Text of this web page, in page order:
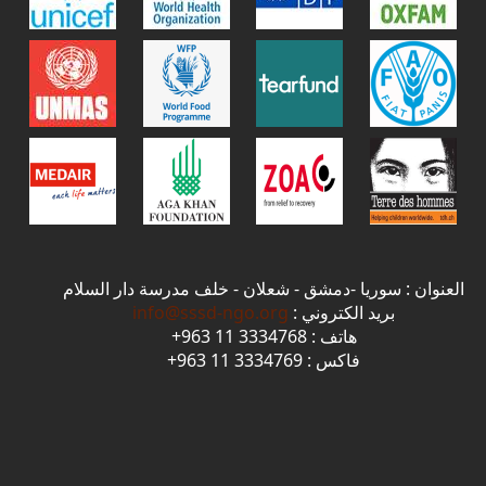
العنوان : سوريا -دمشق - شعلان - خلف مدرسة دار السلام
بريد الكتروني : info@sssd-ngo.org
هاتف : 3334768 11 963+
فاكس : 3334769 11 963+